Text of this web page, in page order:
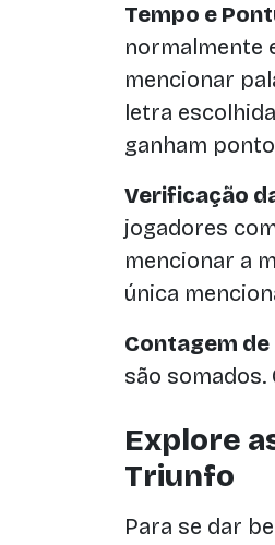
Tempo e
normalmente
mencionar
letra
ganham
Verificação
jogadores
mencionar a
única
Contagem
são
Explore
Triunfo
Para se dar